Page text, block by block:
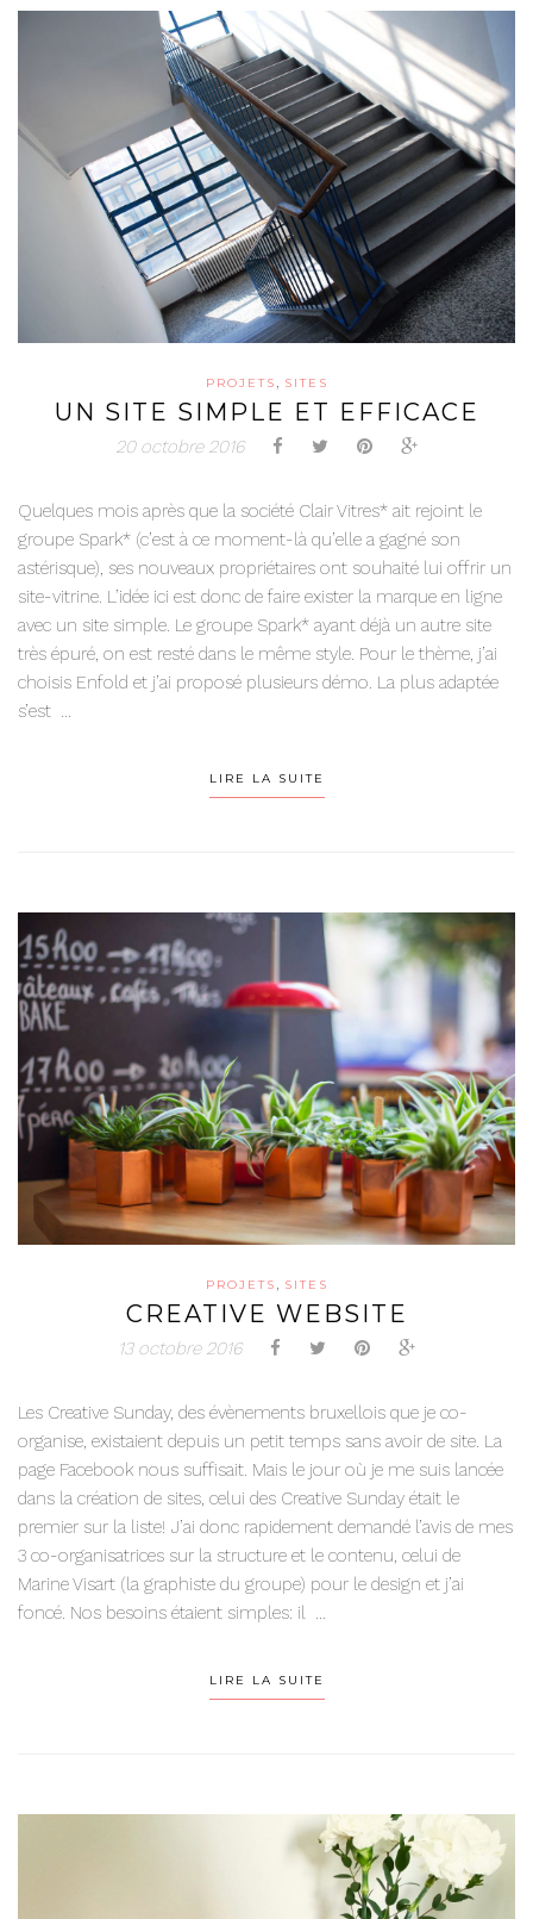
PROJETS , SITES
UN SITE SIMPLE ET EFFICACE
20 octobre 2016
Quelques mois après que la société Clair Vitres* ait rejoint le
groupe Spark* (c’est à ce moment-là qu’elle a gagné son
astérisque), ses nouveaux propriétaires ont souhaité lui offrir un
site-vitrine. L’idée ici est donc de faire exister la marque en ligne
avec un site simple. Le groupe Spark* ayant déjà un autre site
très épuré, on est resté dans le même style. Pour le thème, j’ai
choisis Enfold et j’ai proposé plusieurs démo. La plus adaptée
s’est ...
LIRE LA SUITE
PROJETS , SITES
CREATIVE WEBSITE
13 octobre 2016
Les Creative Sunday, des évènements bruxellois que je co-
organise, existaient depuis un petit temps sans avoir de site. La
page Facebook nous suffisait. Mais le jour où je me suis lancée
dans la création de sites, celui des Creative Sunday était le
premier sur la liste! J’ai donc rapidement demandé l’avis de mes
3 co-organisatrices sur la structure et le contenu, celui de
Marine Visart (la graphiste du groupe) pour le design et j’ai
foncé. Nos besoins étaient simples: il ...
LIRE LA SUITE